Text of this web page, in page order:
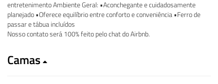
entretenimento Ambiente Geral: •Aconchegante e cuidadosamente
planejado •Oferece equilíbrio entre conforto e conveniência •Ferro de
passar e tábua incluídos
Nosso contato será 100% feito pelo chat do Airbnb.
Camas